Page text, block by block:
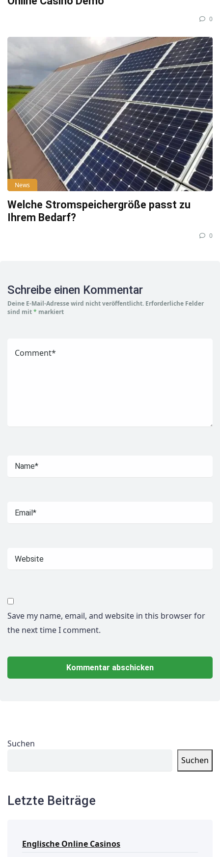
0
News
Welche Stromspeichergröße passt zu
Ihrem Bedarf?
0
Schreibe einen Kommentar
Deine E-Mail-Adresse wird nicht veröffentlicht. Erforderliche Felder
sind mit* markiert
Save my name, email, and website in this browser for
the next time I comment.
Suchen
Suchen
Letzte Beiträge
Englische Online Casinos